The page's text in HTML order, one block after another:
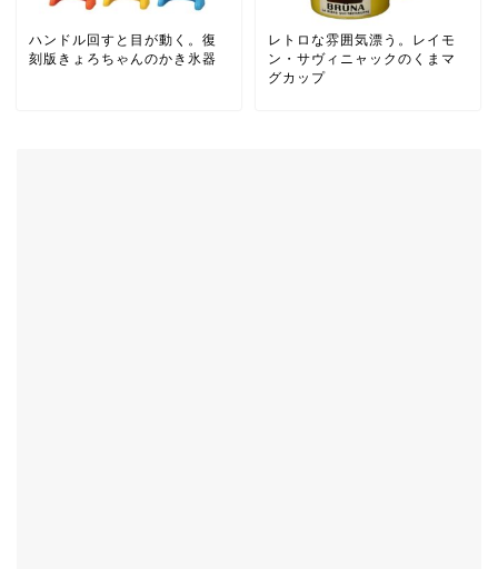
ハンドル回すと目が動く。復
刻版きょろちゃんのかき氷器
レトロな雰囲気漂う。レイモ
ン・サヴィニャックのくまマ
グカップ